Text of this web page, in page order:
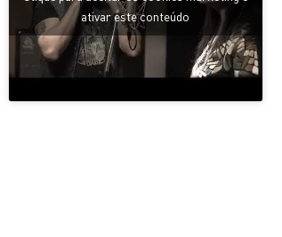
ativar este conteúdo